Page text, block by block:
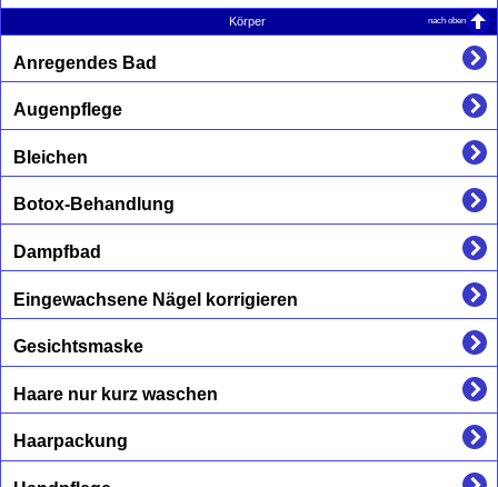
Körper nach oben
Anregendes Bad
Augenpflege
Bleichen
Botox-Behandlung
Dampfbad
Eingewachsene Nägel korrigieren
Gesichtsmaske
Haare nur kurz waschen
Haarpackung